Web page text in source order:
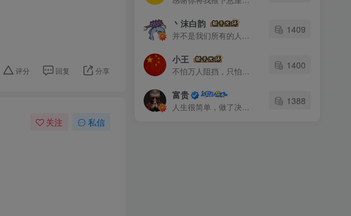
评分 回复 分享
关注 私信
丶沫白韵 1409
小王 1400
富贵 1388